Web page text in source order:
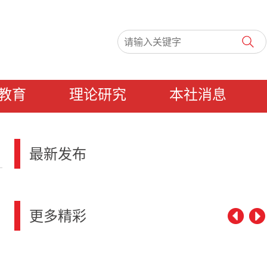
育 理论研究 本社消息
最新发布
更多精彩